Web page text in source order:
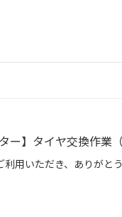
ー】タイヤ交換作業